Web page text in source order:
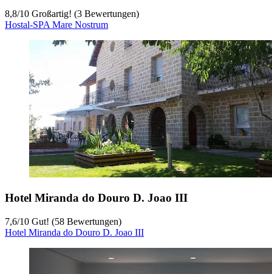
8,8/10 Großartig! (3 Bewertungen)
Hostal-SPA Mare Nostrum
Hotel Miranda do Douro D. Joao III
7,6/10 Gut! (58 Bewertungen)
Hotel Miranda do Douro D. Joao III